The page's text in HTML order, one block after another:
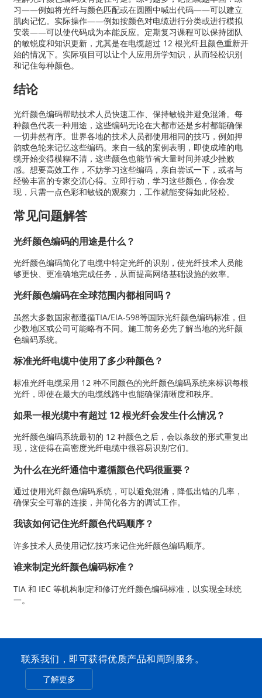
习——例如将光纤与颜色匹配或在圆圈中喊出代码——可以建立
肌肉记忆。实际操作——例如按颜色对电缆进行分类或进行模拟
安装——可以使代码成为本能反应。定期复习课程可以保持团队
的敏锐度和知识更新，尤其是在电缆超过 12 根光纤且颜色重新开
始的情况下。实际项目可以让个人应用所学知识，从而轻松识别
和记住每种颜色。
结论
光纤颜色编码帮助技术人员快速工作、保持敏锐并避免混淆。每
种颜色代表一种用途，这些编码无论在大都市还是乡村都能确保
一切井然有序。世界各地的技术人员都使用相同的技巧，例如押
韵或色轮来记忆这些编码。来自一线的案例表明，即使成堆的电
缆开始变得模糊不清，这些颜色也能节省大量时间并减少挫败
感。想要高效工作，不妨学习这些编码，亲自尝试一下，或者与
经验丰富的专家交流心得。立即行动，学习这些颜色，你会发
现，只需一点色彩和敏锐的观察力，工作就能变得如此轻松。
常见问题解答
光纤颜色编码的用途是什么？
光纤颜色编码简化了电缆中特定光纤的识别，使光纤技术人员能
够更快、更准确地完成任务，从而提高网络基础设施的效率。
光纤颜色编码在全球范围内都相同吗？
虽然大多数国家都遵循TIA/EIA-598等国际光纤颜色编码标准，但
少数地区或公司可能略有不同。施工前务必先了解当地的光纤颜
色编码系统。
标准光纤电缆中使用了多少种颜色？
标准光纤电缆采用 12 种不同颜色的光纤颜色编码系统来标识每根
光纤，即使在最大的电缆线路中也能确保清晰度和秩序。
如果一根光缆中有超过 12 根光纤会发生什么情况？
光纤颜色编码系统最初的 12 种颜色之后，会以条纹的形式重复出
现，这使得在高密度光纤电缆中很容易识别它们。
为什么在光纤通信中遵循颜色代码很重要？
通过使用光纤颜色编码系统，可以避免混淆，降低出错的几率，
确保安全可靠的连接，并简化各方的调试工作。
我该如何记住光纤颜色代码顺序？
许多技术人员使用记忆技巧来记住光纤颜色编码顺序。
谁来制定光纤颜色编码标准？
TIA 和 IEC 等机构制定和修订光纤颜色编码标准，以实现全球统
一。
联系我们，即可获得优质产品和周到服务。
了解更多